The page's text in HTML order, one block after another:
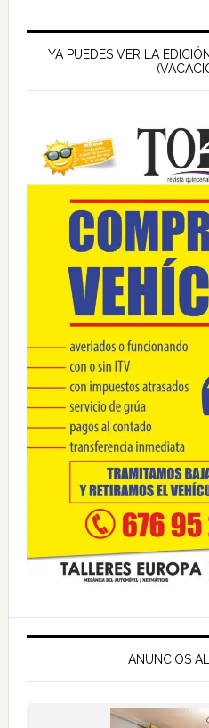
Barra
lateral
principal
YA PUEDES VER LA
ANUNCIOS